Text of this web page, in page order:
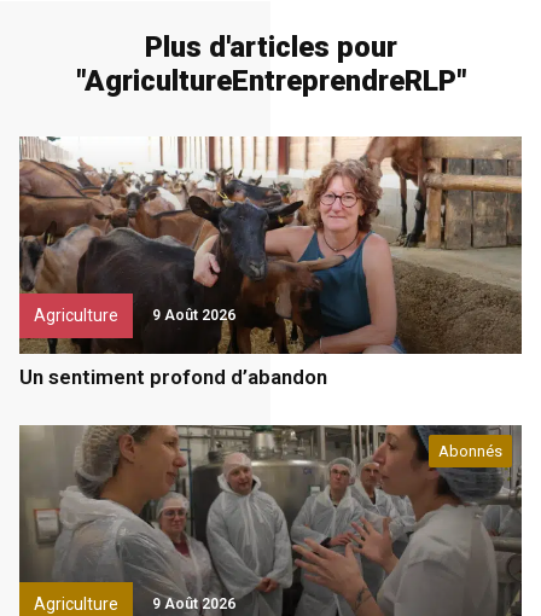
Plus d'articles pour
"AgricultureEntreprendreRLP"
Agriculture 9 Août 2026
Un sentiment profond d’abandon
Agriculture
Abonnés
9 Août 2026